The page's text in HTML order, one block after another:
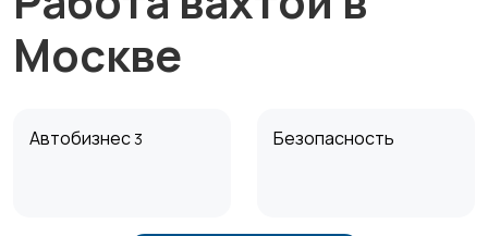
Москве
Автобизнес 3 Безопасность